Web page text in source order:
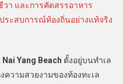
า และการคัดสรรอาหาร
ระสบการณ์ท้องถิ่นอย่างแท้จริง
Yang Beach ตั้งอยู่บนทำเล
วามสวยงามของท้องทะเล